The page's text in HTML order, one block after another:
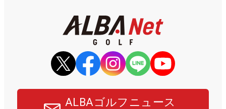
ALBAゴルフニュース